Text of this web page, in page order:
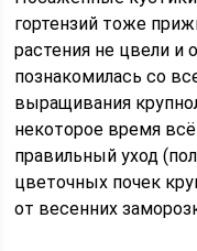
гортензий тоже
растения не цвели и
познакомилась со
выращивания
некоторое время всё
правильный уход
цветочных почек
от весенних